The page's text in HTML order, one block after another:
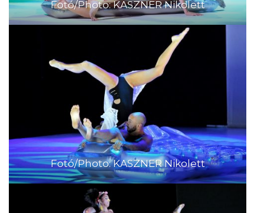
Fotó/Photo: KASZNER Nikolett
Fotó/Photo: KASZNER Nikolett